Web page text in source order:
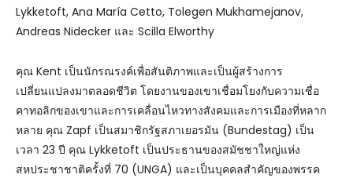
Lykketoft, Ana María Cetto, Tolegen Mukhamejanov,
Andreas Nidecker และ Scilla Elworthy
คุณ Kent เป็นนักรณรงค์เพื่อสันติภาพและเป็นผู้สร้างการ
เปลี่ยนแปลงมาตลอดชีวิต โดยงานของเขาเชื่อมโยงกับความเชื่อ
คาทอลิกของเขาและการเคลื่อนไหวทางสังคมและการเมืองที่หลาก
หลาย คุณ Zapf เป็นสมาชิกรัฐสภาเยอรมัน (Bundestag) เป็น
เวลา 23 ปี คุณ Lykketoft เป็นประธานของสมัชชาใหญ่แห่ง
สหประชาชาติครั้งที่ 70 (UNGA) และเป็นบุคคลสำคัญของพรรค